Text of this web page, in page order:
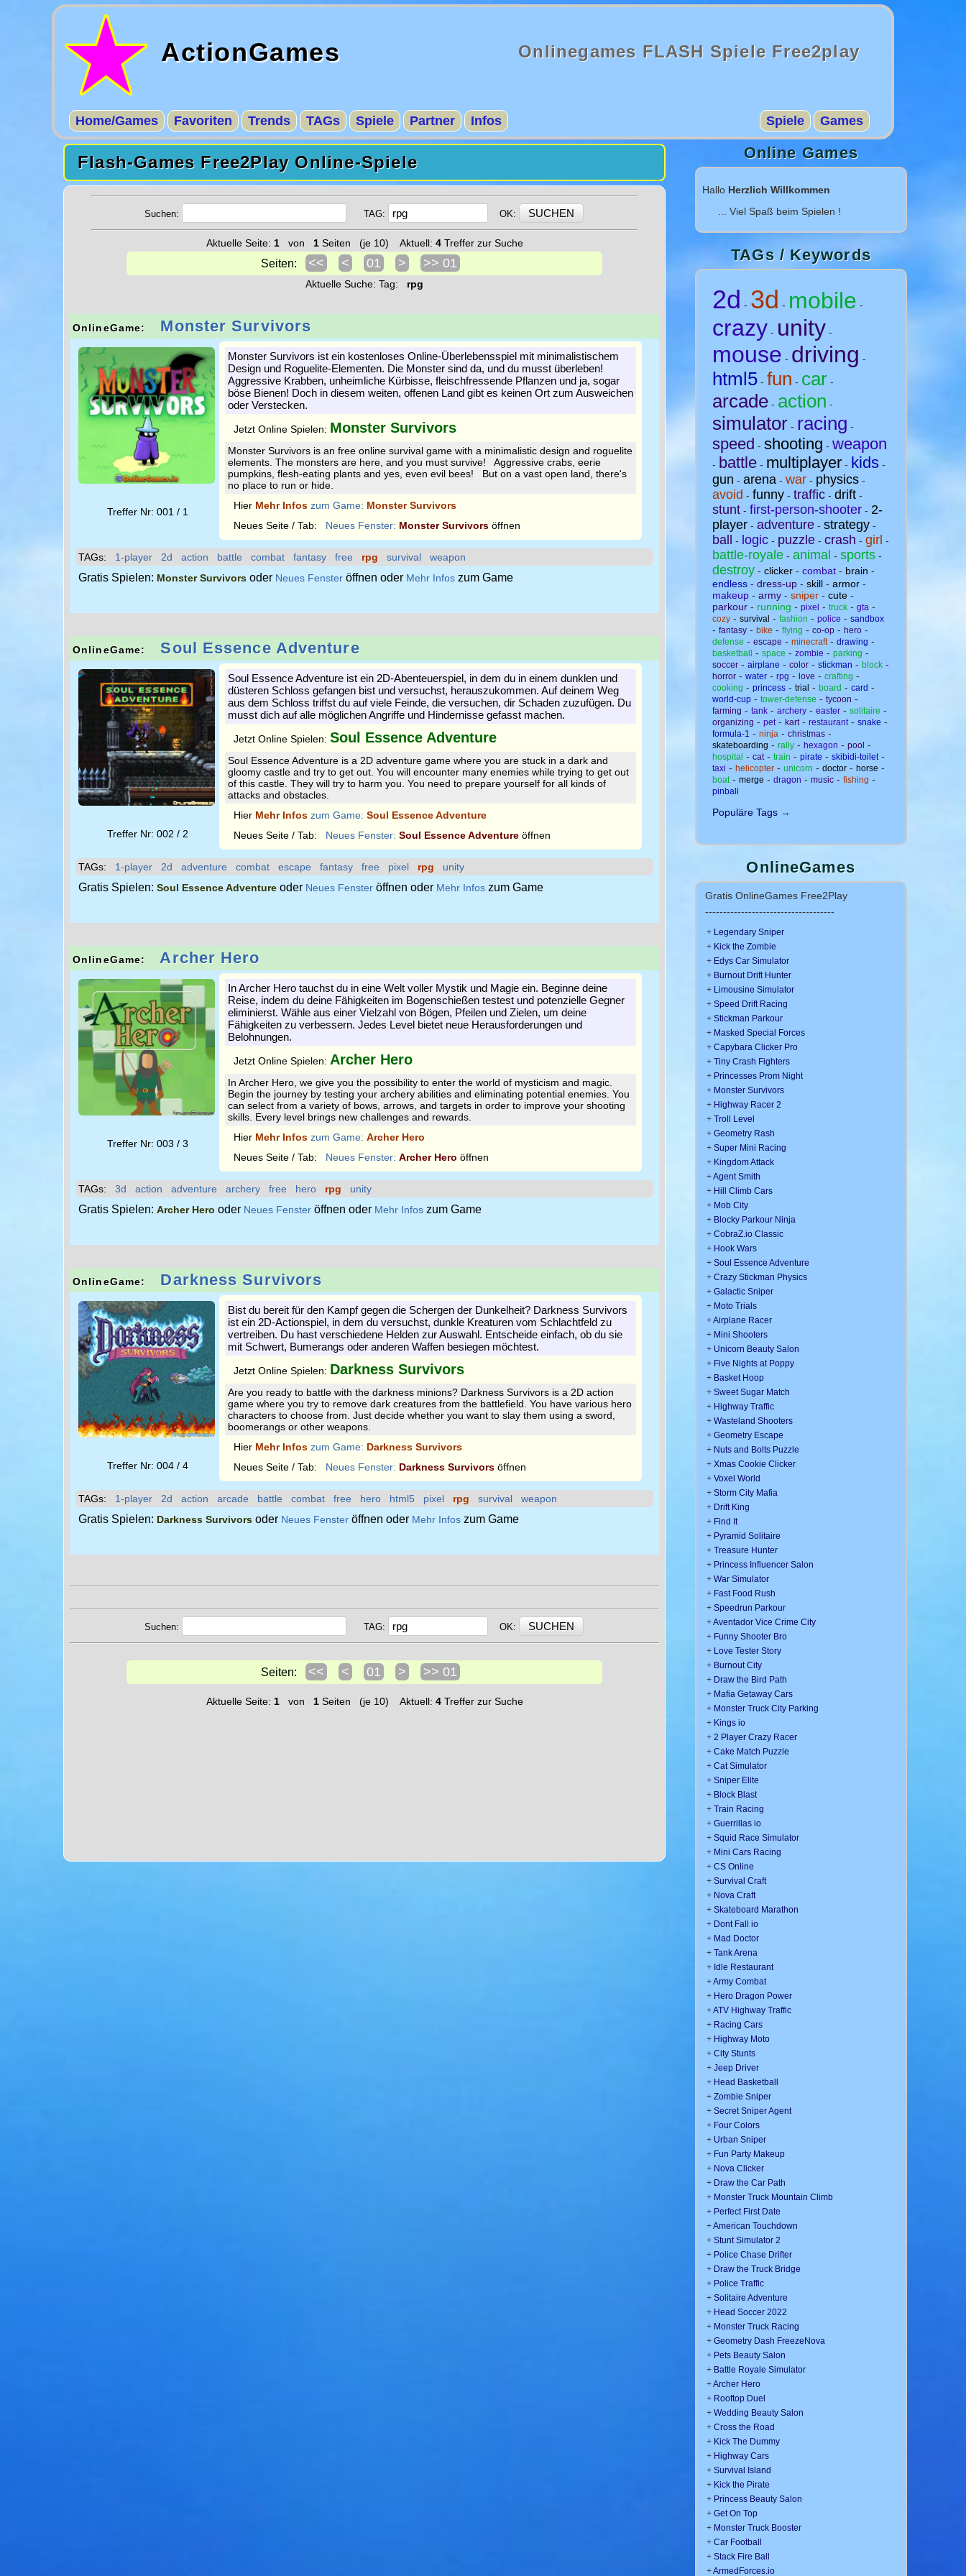
ActionGames Onlinegames FLASH Spiele Free2play
Home/Games Favoriten Trends TAGs Spiele Partner Infos Games
Spiele
Flash-Games Free2Play Online-Spiele
Suchen: TAG: OK:
Aktuelle Seite: 1von 1Seiten (je 10) Aktuell: 4Treffer zur Suche
Seiten: << < 01 > >> 01
Aktuelle Suche: Tag: rpg
OnlineGame: Monster Survivors
Treffer Nr: 001 / 1
Monster Survivors ist ein kostenloses Online-Überlebensspiel mit minimalistischem
Design und Roguelite-Elementen. Die Monster sind da, und du musst überleben!
Aggressive Krabben, unheimliche Kürbisse, fleischfressende Pflanzen und ja, sogar
böse Bienen! Doch in diesem weiten, offenen Land gibt es keinen Ort zum Ausweichen
oder Verstecken.
Jetzt Online Spielen: Monster Survivors
Monster Survivors is an free online survival game with a minimalistic design and roguelite
elements. The monsters are here, and you must survive! Aggressive crabs, eerie
pumpkins, flesh-eating plants and yes, even evil bees! But on a vast open land, there's
no place to run or hide.
Hier Mehr Infos zum Game: Monster Survivors
Neues Seite / Tab: Neues Fenster: Monster Survivors öffnen
TAGs: 1-player 2d action battle combat fantasy free rpg survival weapon
Gratis Spielen: Monster Survivors oder Neues Fenster öffnen oder Mehr Infos zum Game
OnlineGame: Soul Essence Adventure
Treffer Nr: 002 / 2
Soul Essence Adventure ist ein 2D-Abenteuerspiel, in dem du in einem dunklen und
düsteren Schloss gefangen bist und versuchst, herauszukommen. Auf deinem Weg
aus dem Schloss triffst du auf viele Feinde, die versuchen, dir Schaden zuzufügen. Du
musst dich auf alle möglichen Angriffe und Hindernisse gefasst machen.
Jetzt Online Spielen: Soul Essence Adventure
Soul Essence Adventure is a 2D adventure game where you are stuck in a dark and
gloomy castle and try to get out. You will encounter many enemies while trying to get out
of this castle. They will try to harm you. You need to prepare yourself for all kinds of
attacks and obstacles.
Hier Mehr Infos zum Game: Soul Essence Adventure
Neues Seite / Tab: Neues Fenster: Soul Essence Adventure öffnen
TAGs: 1-player 2d adventure combat escape fantasy free pixel rpg unity
Gratis Spielen: Soul Essence Adventure oder Neues Fenster öffnen oder Mehr Infos zum Game
OnlineGame: Archer Hero
Treffer Nr: 003 / 3
In Archer Hero tauchst du in eine Welt voller Mystik und Magie ein. Beginne deine
Reise, indem du deine Fähigkeiten im Bogenschießen testest und potenzielle Gegner
eliminierst. Wähle aus einer Vielzahl von Bögen, Pfeilen und Zielen, um deine
Fähigkeiten zu verbessern. Jedes Level bietet neue Herausforderungen und
Belohnungen.
Jetzt Online Spielen: Archer Hero
In Archer Hero, we give you the possibility to enter the world of mysticism and magic.
Begin the journey by testing your archery abilities and eliminating potential enemies. You
can select from a variety of bows, arrows, and targets in order to improve your shooting
skills. Every level brings new challenges and rewards.
Hier Mehr Infos zum Game: Archer Hero
Neues Seite / Tab: Neues Fenster: Archer Hero öffnen
TAGs: 3d action adventure archery free hero rpg unity
Gratis Spielen: Archer Hero oder Neues Fenster öffnen oder Mehr Infos zum Game
OnlineGame: Darkness Survivors
Treffer Nr: 004 / 4
Bist du bereit für den Kampf gegen die Schergen der Dunkelheit? Darkness Survivors
ist ein 2D-Actionspiel, in dem du versuchst, dunkle Kreaturen vom Schlachtfeld zu
vertreiben. Du hast verschiedene Helden zur Auswahl. Entscheide einfach, ob du sie
mit Schwert, Bumerangs oder anderen Waffen besiegen möchtest.
Jetzt Online Spielen: Darkness Survivors
Are you ready to battle with the darkness minions? Darkness Survivors is a 2D action
game where you try to remove dark creatures from the battlefield. You have various hero
characters to choose from. Just decide whether you want to slay them using a sword,
boomerangs or other weapons.
Hier Mehr Infos zum Game: Darkness Survivors
Neues Seite / Tab: Neues Fenster: Darkness Survivors öffnen
TAGs: 1-player 2d action arcade battle combat free hero html5 pixel rpg survival weapon
Gratis Spielen: Darkness Survivors oder Neues Fenster öffnen oder Mehr Infos zum Game
Suchen: TAG: OK:
Seiten: << < 01 > >> 01
Aktuelle Seite: 1von 1Seiten (je 10) Aktuell: 4Treffer zur Suche
Online Games
Hallo Herzlich Willkommen
... Viel Spaß beim Spielen !
TAGs / Keywords
2d - 3d - mobile -
crazy - unity -
mouse - driving -
html5 - fun - car -
arcade - action -
simulator - racing -
speed - shooting - weapon
- battle - multiplayer - kids -
gun - arena - war - physics -
avoid - funny - traffic - drift -
stunt - first-person-shooter - 2-
player - adventure - strategy -
ball - logic - puzzle - crash - girl -
battle-royale - animal - sports -
destroy - clicker - combat - brain -
endless - dress-up - skill - armor -
makeup - army - sniper - cute -
parkour - running - pixel - truck - gta -
cozy - survival - fashion - police - sandbox
- fantasy - bike - flying - co-op - hero -
defense - escape - minecraft- drawing -
basketball - space - zombie - parking -
soccer - airplane - color - stickman - block -
horror - water - rpg - love - crafting -
cooking - princess - trial - board - card -
world-cup - tower-defense - tycoon -
farming - tank - archery - easter - solitaire -
organizing - pet - kart - restaurant - snake -
formula-1 - ninja - christmas -
skateboarding - rally - hexagon - pool -
hospital - cat - train - pirate - skibidi-toilet -
taxi - helicopter - unicorn - doctor - horse -
boat - merge - dragon - music - fishing -
pinball
Populäre Tags →
OnlineGames
Gratis OnlineGames Free2Play
------------------------------------
+ Legendary Sniper
+ Kick the Zombie
+ Edys Car Simulator
+ Burnout Drift Hunter
+ Limousine Simulator
+ Speed Drift Racing
+ Stickman Parkour
+ Masked Special Forces
+ Capybara Clicker Pro
+ Tiny Crash Fighters
+ Princesses Prom Night
+ Monster Survivors
+ Highway Racer 2
+ Troll Level
+ Geometry Rash
+ Super Mini Racing
+ Kingdom Attack
+Agent Smith
+ Hill Climb Cars
+ Mob City
+ Blocky Parkour Ninja
+ CobraZ.io Classic
+ Hook Wars
+ Soul Essence Adventure
+ Crazy Stickman Physics
+ Galactic Sniper
+ Moto Trials
+Airplane Racer
+ Mini Shooters
+ Unicorn Beauty Salon
+ Five Nights at Poppy
+ Basket Hoop
+ Sweet Sugar Match
+ Highway Traffic
+ Wasteland Shooters
+ Geometry Escape
+ Nuts and Bolts Puzzle
+ Xmas Cookie Clicker
+ Voxel World
+ Storm City Mafia
+ Drift King
+ Find It
+ Pyramid Solitaire
+ Treasure Hunter
+ Princess Influencer Salon
+ War Simulator
+ Fast Food Rush
+ Speedrun Parkour
+Aventador Vice Crime City
+ Funny Shooter Bro
+ Love Tester Story
+ Burnout City
+ Draw the Bird Path
+ Mafia Getaway Cars
+ Monster Truck City Parking
+ Kings io
+ 2 Player Crazy Racer
+ Cake Match Puzzle
+ Cat Simulator
+ Sniper Elite
+ Block Blast
+ Train Racing
+ Guerrillas io
+ Squid Race Simulator
+ Mini Cars Racing
+ CS Online
+ Survival Craft
+ Nova Craft
+ Skateboard Marathon
+ Dont Fall io
+ Mad Doctor
+ Tank Arena
+ Idle Restaurant
+Army Combat
+ Hero Dragon Power
+ATV Highway Traffic
+ Racing Cars
+ Highway Moto
+ City Stunts
+ Jeep Driver
+ Head Basketball
+ Zombie Sniper
+ Secret Sniper Agent
+ Four Colors
+ Urban Sniper
+ Fun Party Makeup
+ Nova Clicker
+ Draw the Car Path
+ Monster Truck Mountain Climb
+ Perfect First Date
+American Touchdown
+ Stunt Simulator 2
+ Police Chase Drifter
+ Draw the Truck Bridge
+ Police Traffic
+ Solitaire Adventure
+ Head Soccer 2022
+ Monster Truck Racing
+ Geometry Dash FreezeNova
+ Pets Beauty Salon
+ Battle Royale Simulator
+Archer Hero
+ Rooftop Duel
+ Wedding Beauty Salon
+ Cross the Road
+ Kick The Dummy
+ Highway Cars
+ Survival Island
+ Kick the Pirate
+ Princess Beauty Salon
+ Get On Top
+ Monster Truck Booster
+ Car Football
+ Stack Fire Ball
+ArmedForces.io